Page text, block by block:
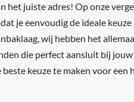
het juiste adres! Op onze
je eenvoudig de ideale
wij hebben het
die perfect aansluit bij
beste keuze te maken voor